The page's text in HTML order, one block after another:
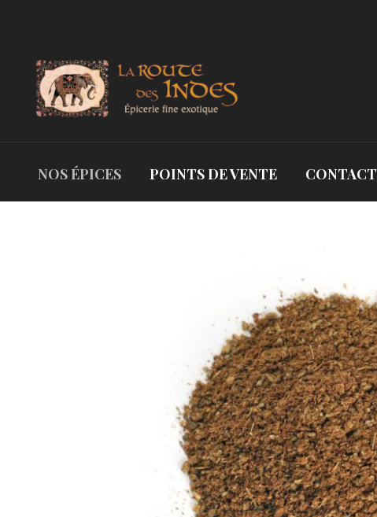
NOS ÉPICES POINTS DE VENTE CONTACT